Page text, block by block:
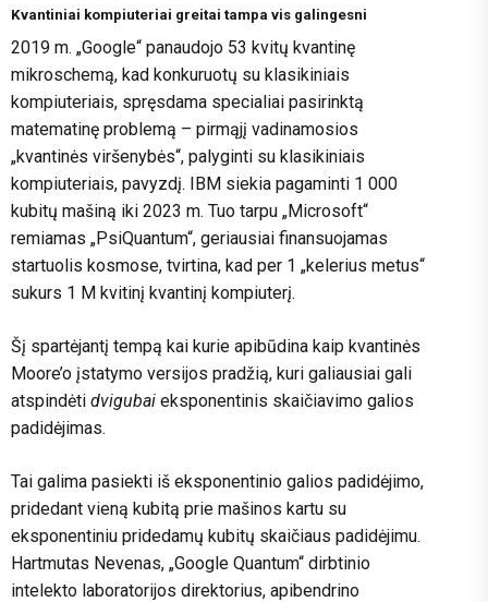
Kvantiniai kompiuteriai greitai tampa vis galingesni
2019 m. „Google“ panaudojo 53 kvitų kvantinę
mikroschemą, kad konkuruotų su klasikiniais
kompiuteriais, spręsdama specialiai pasirinktą
matematinę problemą – pirmąjį vadinamosios
„kvantinės viršenybės“, palyginti su klasikiniais
kompiuteriais, pavyzdį. IBM siekia pagaminti 1 000
kubitų mašiną iki 2023 m. Tuo tarpu „Microsoft“
remiamas „PsiQuantum“, geriausiai finansuojamas
startuolis kosmose, tvirtina, kad per 1 „kelerius metus“
sukurs 1 M kvitinį kvantinį kompiuterį.
Šį spartėjantį tempą kai kurie apibūdina kaip kvantinės
Moore’o įstatymo versijos pradžią, kuri galiausiai gali
atspindėti dvigubai eksponentinis skaičiavimo galios
padidėjimas.
Tai galima pasiekti iš eksponentinio galios padidėjimo,
pridedant vieną kubitą prie mašinos kartu su
eksponentiniu pridedamų kubitų skaičiaus padidėjimu.
Hartmutas Nevenas, „Google Quantum“ dirbtinio
intelekto laboratorijos direktorius, apibendrino